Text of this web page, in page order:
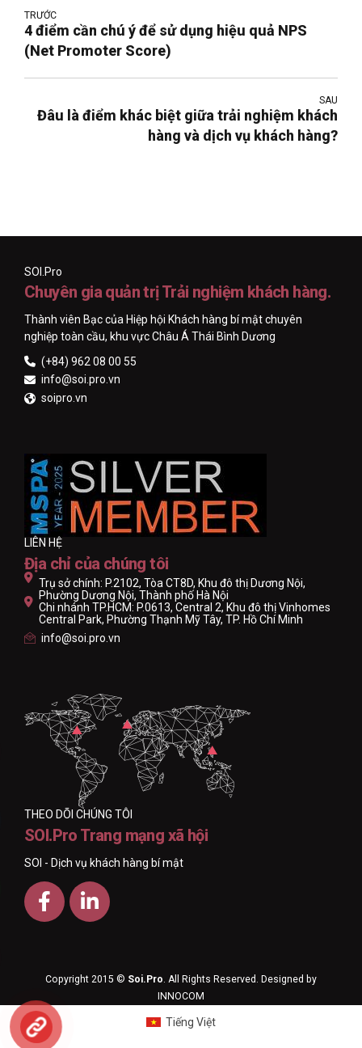
TRƯỚC
4 điểm cần chú ý để sử dụng hiệu quả NPS
(Net Promoter Score)
SAU
Đâu là điểm khác biệt giữa trải nghiệm khách
hàng và dịch vụ khách hàng?
SOI.Pro
Chuyên gia quản trị Trải nghiệm khách hàng.
Thành viên Bạc của Hiệp hội Khách hàng bí mật chuyên
nghiệp toàn cầu, khu vực Châu Á Thái Bình Dương
(+84) 962 08 00 55
info@soi.pro.vn
soipro.vn
LIÊN HỆ
Địa chỉ của chúng tôi
Trụ sở chính: P.2102, Tòa CT8D, Khu đô thị Dương Nội,
Phường Dương Nội, Thành phố Hà Nội
Chi nhánh TP.HCM: P.0613, Central 2, Khu đô thị Vinhomes
Central Park, Phường Thạnh Mỹ Tây, TP. Hồ Chí Minh
info@soi.pro.vn
THEO DÕI CHÚNG TÔI
SOI.Pro Trang mạng xã hội
SOI - Dịch vụ khách hàng bí mật
Copyright 2015 © Soi.Pro. All Rights Reserved. Designed by
INNOCOM
Tiếng Việt